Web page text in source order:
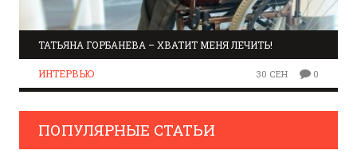
ТАТЬЯНА ГОРБАНЕВА – ХВАТИТ МЕНЯ ЛЕЧИТЬ!
ИНТЕРВЬЮ 30 СЕН 0
ПОПУЛЯРНЫЕ СТАТЬИ